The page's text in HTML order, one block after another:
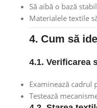
Să aibă o bază
Materialele textile
4. Cum să
4.1. Verificarea
Examinează cadrul
Testează